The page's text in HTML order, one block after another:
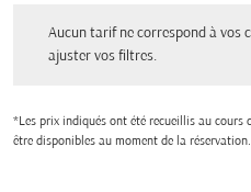
Aucun tarif ne correspond à vos
ajuster vos filtres.
*Les prix indiqués ont été recueillis au cours
être disponibles au moment de la réservation.